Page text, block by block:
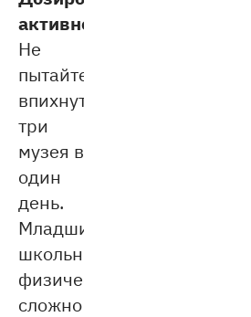
активности
Не
пытайтесь
впихнуть
три
музея в
один
день.
Младшим
школьникам
физически
сложно